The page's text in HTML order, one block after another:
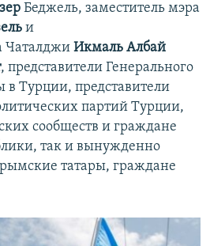
Беджель, заместитель мэра
и
Чаталджи Икмаль Албай
, представители Генерального
в Турции, представители
партий Турции,
сообществ и граждане
так и вынужденно
татары, граждане